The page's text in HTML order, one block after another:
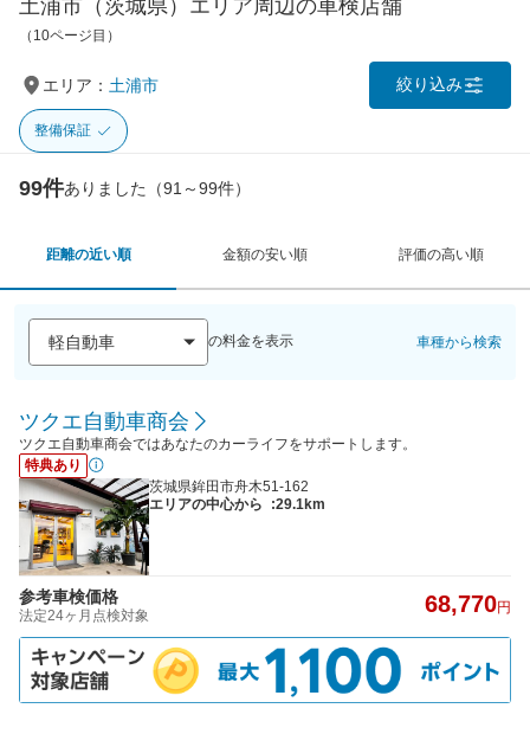
土浦市（茨城県）エリア周辺の車検店舗
（10ページ目）
エリア： 土浦市 絞り込み
整備保証
99件ありました（91～99件）
距離の近い順 金額の安い順 評価の高い順
の料金を表示 車種から検索
ツクエ自動車商会
ツクエ自動車商会ではあなたのカーライフをサポートします。
特典あり
茨城県鉾田市舟木51-162
エリアの中心から
:29.1km
参考車検価格
法定24ヶ月点検対象 68,770円